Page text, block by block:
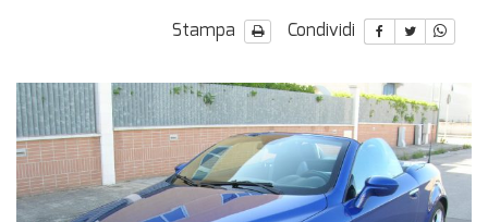
ASSISTENZA
CONTATTI
Stampa Condividi